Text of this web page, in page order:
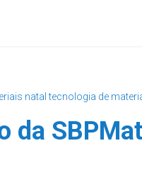
natal tecnologia de
da